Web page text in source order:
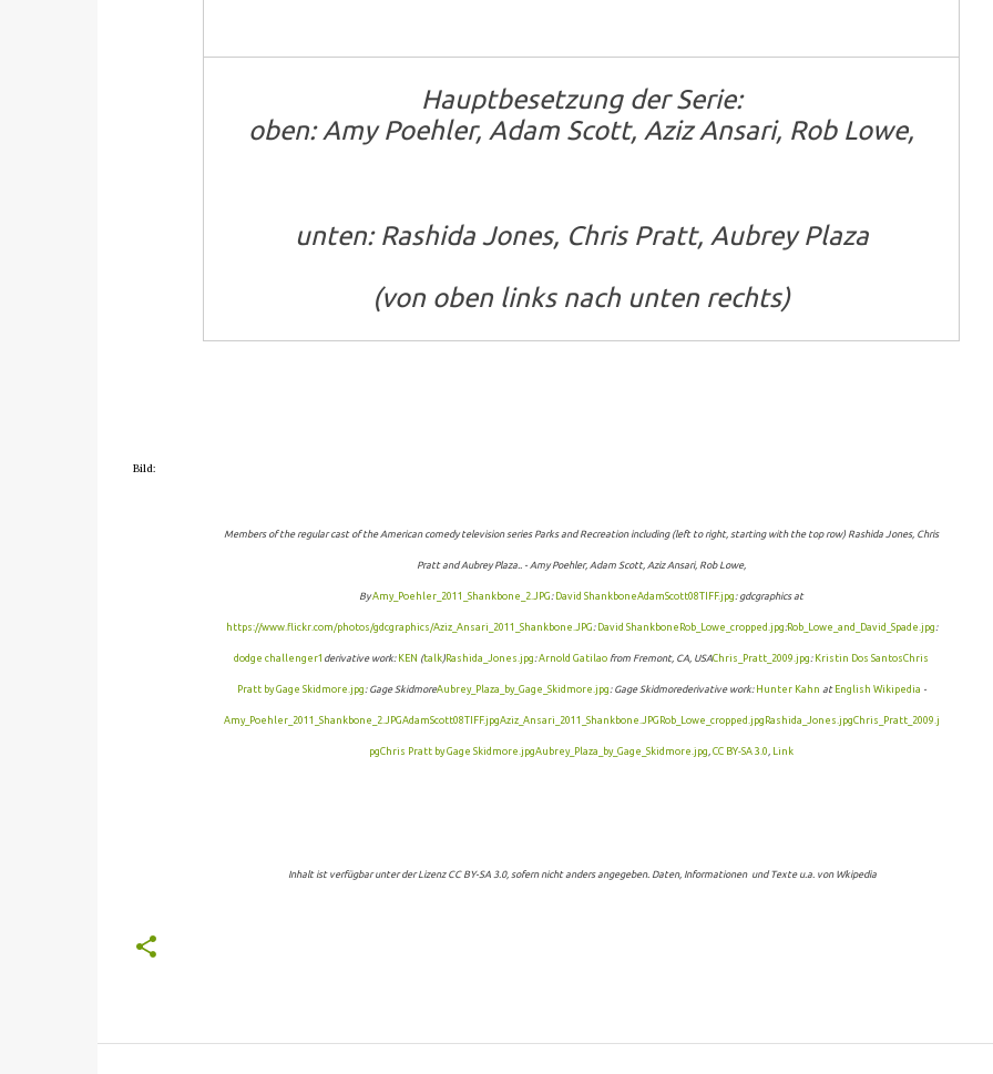
Hauptbesetzung der Serie:
oben: Amy Poehler, Adam Scott, Aziz Ansari, Rob Lowe,
unten: Rashida Jones, Chris Pratt, Aubrey Plaza
(von oben links nach unten rechts)
Bild:
Members of the regular cast of the American comedy television series Parks and Recreation including (left to right, starting with the top row) Rashida Jones, Chris
Pratt and Aubrey Plaza.. - Amy Poehler, Adam Scott, Aziz Ansari, Rob Lowe,
ByAmy_Poehler_2011_Shankbone_2.JPG: David ShankboneAdamScott08TIFF.jpg: gdcgraphics at
https://www.flickr.com/photos/gdcgraphics/Aziz_Ansari_2011_Shankbone.JPG: David Shankbone Rob_Lowe_cropped.jpg:Rob_Lowe_and_David_Spade.jpg:
dodge challenger1 derivative work: KEN (talk) Rashida_Jones.jpg:Arnold Gatilao from Fremont, CA, USAChris_Pratt_2009.jpg: Kristin Dos SantosChris
Pratt by Gage Skidmore.jpg: Gage SkidmoreAubrey_Plaza_by_Gage_Skidmore.jpg: Gage Skidmorederivative work: Hunter Kahn at English Wikipedia -
Amy_Poehler_2011_Shankbone_2.JPGAdamScott08TIFF.jpgAziz_Ansari_2011_Shankbone.JPG Rob_Lowe_cropped.jpg Rashida_Jones.jpgChris_Pratt_2009.j
pgChris Pratt by Gage Skidmore.jpgAubrey_Plaza_by_Gage_Skidmore.jpg, CC BY-SA 3.0, Link
Inhalt ist verfügbar unter der Lizenz CC BY-SA 3.0, sofern nicht anders angegeben. Daten, Informationen und Texte u.a. von Wkipedia